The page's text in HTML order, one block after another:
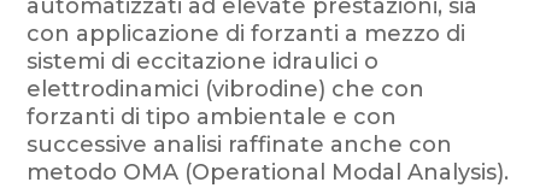
automatizzati ad elevate prestazioni, sia
con applicazione di forzanti a mezzo di
sistemi di eccitazione idraulici o
elettrodinamici (vibrodine) che con
forzanti di tipo ambientale e con
successive analisi raffinate anche con
metodo OMA (Operational Modal Analysis).